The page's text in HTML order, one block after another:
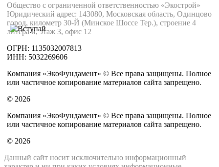
Общество с ограниченной ответственностью «Экострой»
Юридический адрес: 143080, Московская область, Одинцово
город, километр 30-Й (Минское Шоссе Тер.), строение 4
литера и, этаж 3, офис 12
ОГРН: 1135032007813
ИНН: 5032269606
Компания «ЭкоФундамент» © Все права защищены. Полное
или частичное копирование материалов сайта запрещено.
© 2026
Компания «ЭкоФундамент» © Все права защищены. Полное
или частичное копирование материалов сайта запрещено.
© 2026
Данный сайт носит исключительно информационный